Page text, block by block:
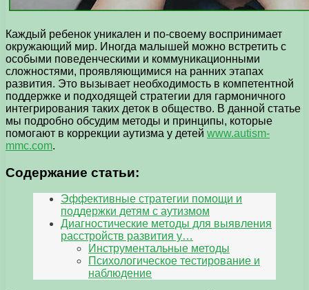
Каждый ребенок уникален и по-своему воспринимает
окружающий мир. Иногда малышей можно встретить с
особыми поведенческими и коммуникационными
сложностями, проявляющимися на ранних этапах
развития. Это вызывает необходимость в компетентной
поддержке и подходящей стратегии для гармоничного
интегрирования таких деток в общество. В данной статье
мы подробно обсудим методы и принципы, которые
помогают в коррекции аутизма у детей www.autism-
mmc.com.
Содержание статьи:
Эффективные стратегии помощи и
поддержки детям с аутизмом
Диагностические методы для выявления
расстройств развития у…
Инструментальные методы
Психологическое тестирование и
наблюдение